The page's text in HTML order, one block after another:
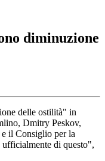
diminuzione
delle ostilità" in
Dmitry Peskov,
il Consiglio per la
ufficialmente di questo",